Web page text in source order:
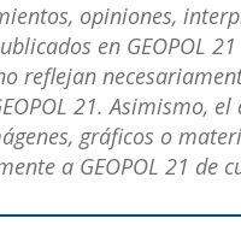
opiniones,
en GEOPOL
reflejan
21. Asimismo,
gráficos o
a GEOPOL 21